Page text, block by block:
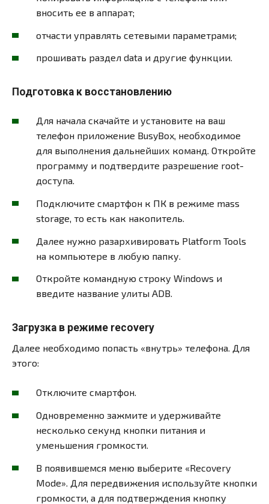
вносить ее в аппарат;
отчасти управлять сетевыми параметрами;
прошивать раздел data и другие функции.
Подготовка к восстановлению
Для начала скачайте и установите на ваш
телефон приложение BusyBox, необходимое
для выполнения дальнейших команд. Откройте
программу и подтвердите разрешение root-
доступа.
Подключите смартфон к ПК в режиме mass
storage, то есть как накопитель.
Далее нужно разархивировать Platform Tools
на компьютере в любую папку.
Откройте командную строку Windows и
введите название улиты ADB.
Загрузка в режиме recovery
Далее необходимо попасть «внутрь» телефона. Для
этого:
Отключите смартфон.
Одновременно зажмите и удерживайте
несколько секунд кнопки питания и
уменьшения громкости.
В появившемся меню выберите «Recovery
Mode». Для передвижения используйте кнопки
громкости, а для подтверждения кнопку